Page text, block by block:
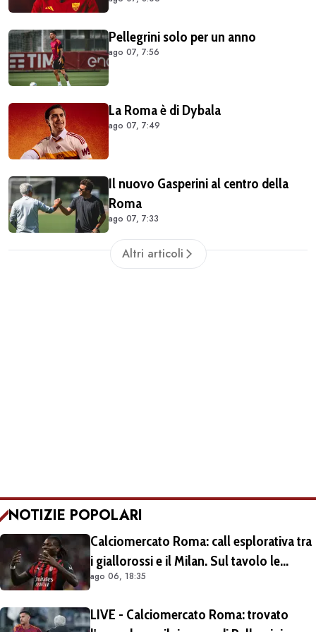
Pellegrini solo per un anno
ago 07, 7:56
La Roma è di Dybala
ago 07, 7:49
Il nuovo Gasperini al centro della
Roma
ago 07, 7:33
Altri articoli
NOTIZIE POPOLARI
Calciomercato Roma: call esplorativa tra
i giallorossi e il Milan. Sul tavolo le
situazioni di Leao e Soulé
ago 06, 18:35
LIVE - Calciomercato Roma: trovato